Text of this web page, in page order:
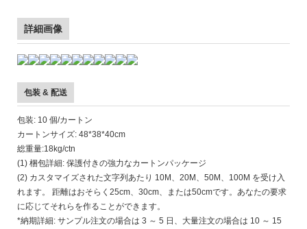
詳細画像
包装 & 配送
包装: 10 個/カートン
カートンサイズ: 48*38*40cm
総重量:18kg/ctn
(1) 梱包詳細: 保護付きの強力なカートンパッケージ
(2) カスタマイズされた文字列あたり 10M、20M、50M、100M を受け入
れます。 距離はおそらく25cm、30cm、または50cmです。あなたの要求
に応じてそれらを作ることができます。
*納期詳細: サンプル注文の場合は 3 ～ 5 日、大量注文の場合は 10 ～ 15